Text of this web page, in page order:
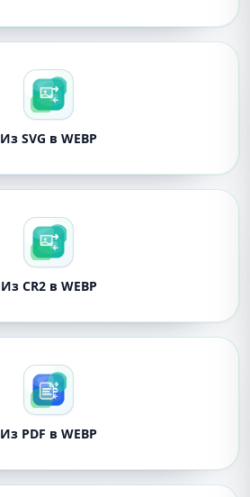
Из SVG в WEBP
Из CR2 в WEBP
Из PDF в WEBP